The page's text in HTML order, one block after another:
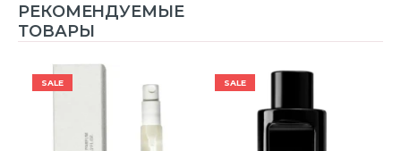
РЕКОМЕНДУЕМЫЕ
ТОВАРЫ
SALE SALE